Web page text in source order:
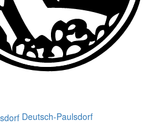
Deutsch-Paulsdorf